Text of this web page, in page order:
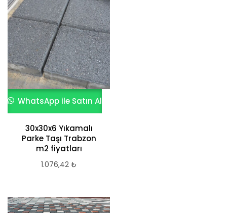
WhatsApp ile Satın Al
30x30x6 Yıkamalı
Parke Taşı Trabzon
m2 fiyatları
1.076,42 ₺